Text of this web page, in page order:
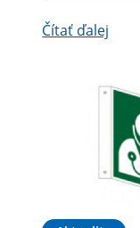
Čítať ďalej